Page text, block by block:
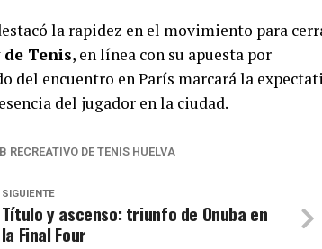
la rapidez en el movimiento para
de Tenis, en línea con su apuesta por
del encuentro en París marcará la
del jugador en la ciudad.
RECREATIVO DE TENIS HUELVA
SIGUIENTE
Título y ascenso: triunfo de Onuba en
la Final Four